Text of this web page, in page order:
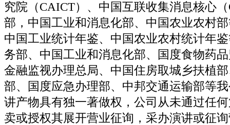
究院（CAICT）、中国互联收集消息核心
部，中国工业和消息化部、中国农业农村
中国工业统计年鉴、中国农业农村统计年
务部、中国工业和消息化部、国度食物药
金融监视办理总局、中国住房取城乡扶植
部、国度应急办理部、中邦交通运输部等
讲产物具有独一著做权，公司从未通过任
卖或授权其展开营业征询，采办演讲或征